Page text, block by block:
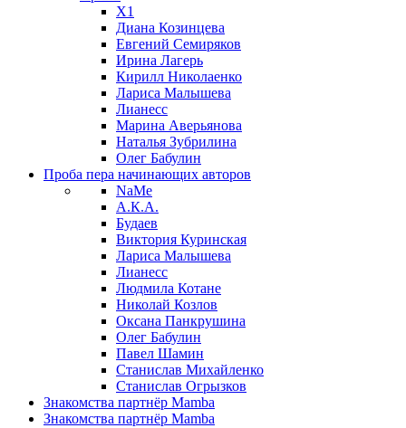
X1
Диана Козинцева
Евгений Семиряков
Ирина Лагерь
Кирилл Николаенко
Лариса Малышева
Лианесс
Марина Аверьянова
Наталья Зубрилина
Олег Бабулин
Проба пера начинающих авторов
NaMe
А.К.А.
Будаев
Виктория Куринская
Лариса Малышева
Лианесс
Людмила Котане
Николай Козлов
Оксана Панкрушина
Олег Бабулин
Павел Шамин
Станислав Михайленко
Станислав Огрызков
Знакомства партнёр Mamba
Знакомства партнёр Mamba